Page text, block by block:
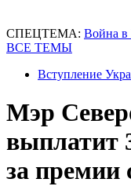
СПЕЦТЕМА: Война в
ВСЕ ТЕМЫ
Вступление
Мэр
выплатит
за премии